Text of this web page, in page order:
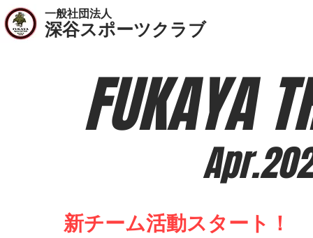
一般社団法人
​深谷スポーツクラブ
FUKAYA
新チーム活動スタート！